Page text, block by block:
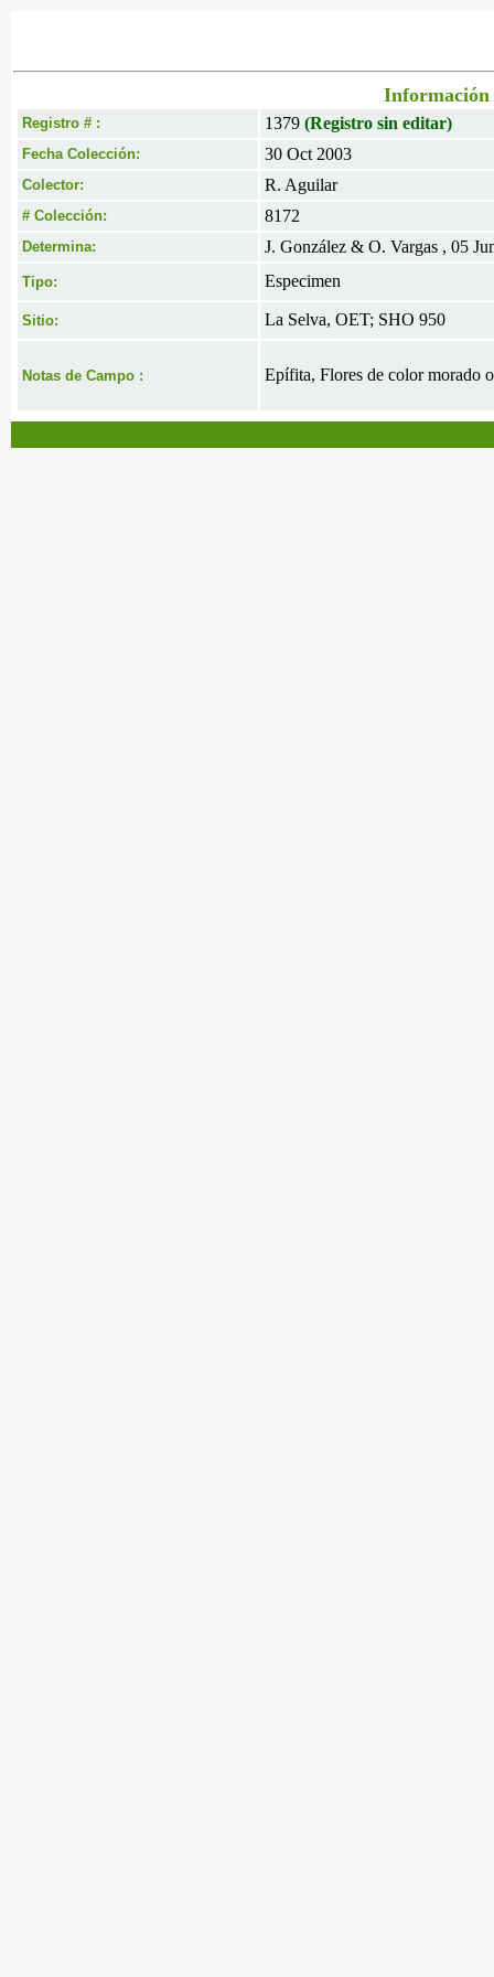
Información
Registro # : 1379 (Registro sin editar)
Fecha Colección: 30 Oct 2003
Colector: R. Aguilar
# Colección: 8172
Determina: J. González & O. Vargas , 05
Tipo: Especimen
Sitio: La Selva, OET; SHO 950
Notas de Campo : Epífita, Flores de color morado